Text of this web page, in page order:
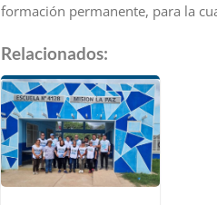
formación permanente, para la
Relacionados: